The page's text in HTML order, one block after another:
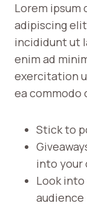
Lorem
adipiscing
incididunt ut
enim ad
exercitation
ea commodo
Stick to
into your
Look
audience